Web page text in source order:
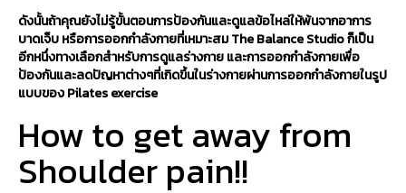
ดังนั้นถ้าคุณยังไม่รู้ขั้นตอนการป้องกันและดูแลข้อไหล่ให้พ้นจากอาการ
บาดเจ็บ หรือการออกกำลังกายที่เหมาะสม The Balance Studio ก็เป็น
อีกหนึ่งทางเลือกสำหรับการดูแลร่างกาย และการออกกำลังกายเพื่อ
ป้องกันและลดปัญหาต่างๆที่เกิดขึ้นในร่างกายผ่านการออกกำลังกายในรูป
แบบของ Pilates exercise
How to get away from
Shoulder pain!!